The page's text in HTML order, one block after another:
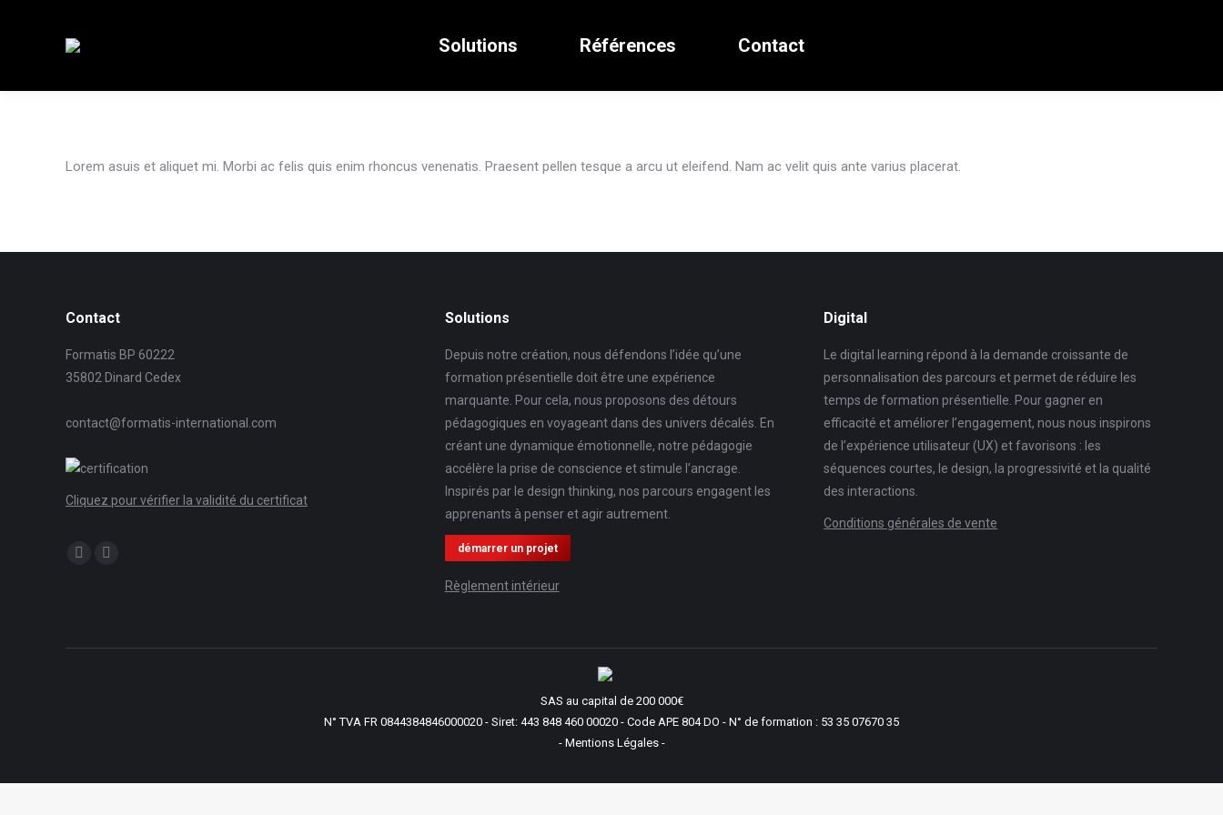
Solutions Références Contact
Lorem asuis et aliquet mi. Morbi ac felis quis enim rhoncus venenatis. Praesent pellen tesque a arcu ut eleifend. Nam ac velit quis ante varius placerat.
Contact
Formatis BP 60222
35802 Dinard Cedex
contact@formatis-international.com
Cliquez pour vérifier la validité du certificat
Trouvez nous sur :
Solutions
Depuis notre création, nous défendons l’idée qu’une
formation présentielle doit être une expérience
marquante. Pour cela, nous proposons des détours
pédagogiques en voyageant dans des univers décalés. En
créant une dynamique émotionnelle, notre pédagogie
accélère la prise de conscience et stimule l’ancrage.
Inspirés par le design thinking, nos parcours engagent les
apprenants à penser et agir autrement.
démarrer un projet
Règlement intérieur
Digital
Le digital learning répond à la demande croissante de
personnalisation des parcours et permet de réduire les
temps de formation présentielle. Pour gagner en
efficacité et améliorer l’engagement, nous nous inspirons
de l’expérience utilisateur (UX) et favorisons : les
séquences courtes, le design, la progressivité et la qualité
des interactions.
Conditions générales de vente
SAS au capital de 200 000€
N° TVA FR 0844384846000020 - Siret: 443 848 460 00020 - Code APE 804 DO - N° de formation : 53 35 07670 35
- Mentions Légales -